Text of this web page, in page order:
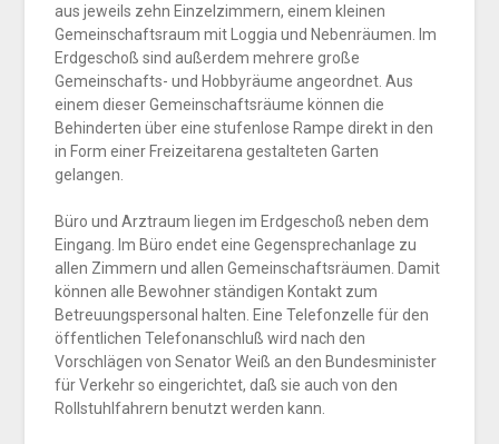
aus jeweils zehn Einzelzimmern, einem kleinen
Gemeinschaftsraum mit Loggia und Nebenräumen. Im
Erdgeschoß sind außerdem mehrere große
Gemeinschafts- und Hobbyräume angeordnet. Aus
einem dieser Gemeinschaftsräume können die
Behinderten über eine stufenlose Rampe direkt in den
in Form einer Freizeitarena gestalteten Garten
gelangen.
Büro und Arztraum liegen im Erdgeschoß neben dem
Eingang. Im Büro endet eine Gegensprechanlage zu
allen Zimmern und allen Gemeinschaftsräumen. Damit
können alle Bewohner ständigen Kontakt zum
Betreuungspersonal halten. Eine Telefonzelle für den
öffentlichen Telefonanschluß wird nach den
Vorschlägen von Senator Weiß an den Bundesminister
für Verkehr so eingerichtet, daß sie auch von den
Rollstuhlfahrern benutzt werden kann.